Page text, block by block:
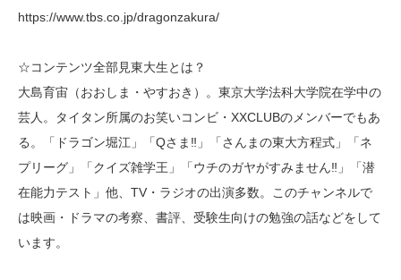
https://www.tbs.co.jp/dragonzakura/
☆コンテンツ全部見東大生とは？
大島育宙（おおしま・やすおき）。東京大学法科大学院在学中の
芸人。タイタン所属のお笑いコンビ・XXCLUBのメンバーでもあ
る。「ドラゴン堀江」「Qさま‼︎」「さんまの東大方程式」「ネ
プリーグ」「クイズ雑学王」「ウチのガヤがすみません‼︎」「潜
在能力テスト」他、TV・ラジオの出演多数。このチャンネルで
は映画・ドラマの考察、書評、受験生向けの勉強の話などをして
います。